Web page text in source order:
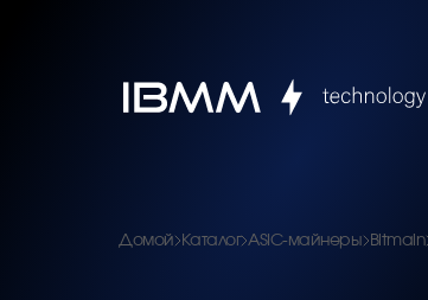
Домой Каталог ASIC-майнеры Bitmain